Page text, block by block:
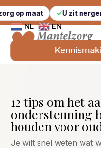
U zit nergens aan vast
NL EN
12 tips om het
ondersteuning
houden voor
Je wilt snel weten wat